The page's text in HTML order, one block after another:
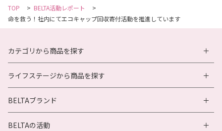
TOP > BELTA活動レポート
>
命を救う！社内にてエコキャップ回収寄付活動を推進しています
カテゴリから商品を探す
ライフステージから商品を探す
BELTAブランド
BELTAの活動